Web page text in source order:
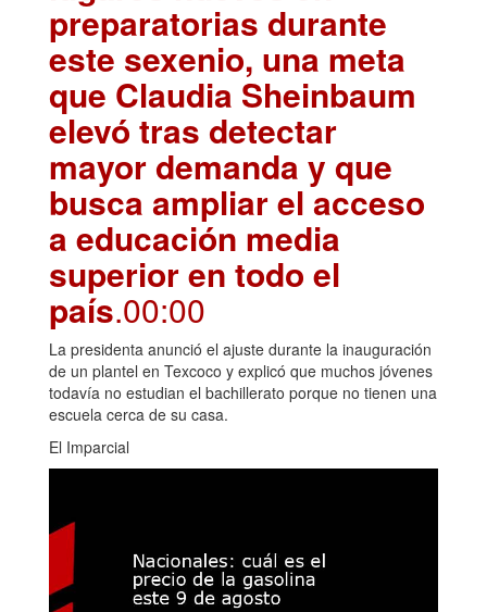
preparatorias durante
este sexenio, una meta
que Claudia Sheinbaum
elevó tras detectar
mayor demanda y que
busca ampliar el acceso
a educación media
superior en todo el
país.00:00
La presidenta anunció el ajuste durante la inauguración
de un plantel en Texcoco y explicó que muchos jóvenes
todavía no estudian el bachillerato porque no tienen una
escuela cerca de su casa.
El Imparcial